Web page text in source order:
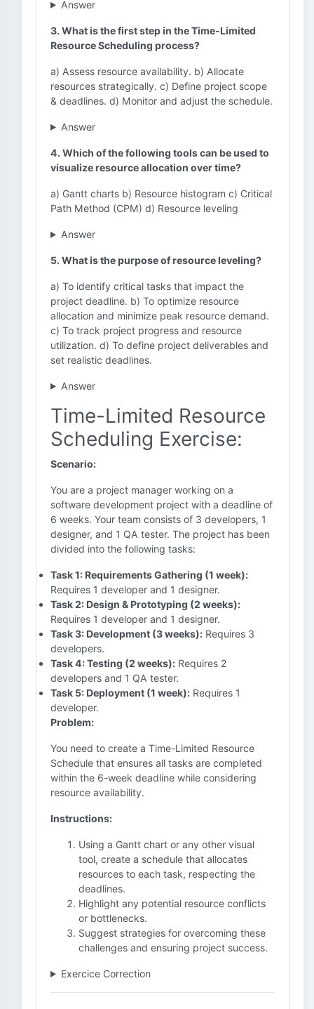
Answer
3. What is the first step in the Time-Limited
Resource Scheduling process?
a) Assess resource availability. b) Allocate
resources strategically. c) Define project scope
& deadlines. d) Monitor and adjust the schedule.
Answer
4. Which of the following tools can be used to
visualize resource allocation over time?
a) Gantt charts b) Resource histogram c) Critical
Path Method (CPM) d) Resource leveling
Answer
5. What is the purpose of resource leveling?
a) To identify critical tasks that impact the
project deadline. b) To optimize resource
allocation and minimize peak resource demand.
c) To track project progress and resource
utilization. d) To define project deliverables and
set realistic deadlines.
Answer
Time-Limited Resource
Scheduling Exercise:
Scenario:
You are a project manager working on a
software development project with a deadline of
6 weeks. Your team consists of 3 developers, 1
designer, and 1 QA tester. The project has been
divided into the following tasks:
Task 1: Requirements Gathering (1 week):
Requires 1 developer and 1 designer.
Task 2: Design & Prototyping (2 weeks):
Requires 1 developer and 1 designer.
Task 3: Development (3 weeks): Requires 3
developers.
Task 4: Testing (2 weeks): Requires 2
developers and 1 QA tester.
Task 5: Deployment (1 week): Requires 1
developer.
Problem:
You need to create a Time-Limited Resource
Schedule that ensures all tasks are completed
within the 6-week deadline while considering
resource availability.
Instructions:
Using a Gantt chart or any other visual
tool, create a schedule that allocates
resources to each task, respecting the
deadlines.
Highlight any potential resource conflicts
or bottlenecks.
Suggest strategies for overcoming these
challenges and ensuring project success.
Exercice Correction